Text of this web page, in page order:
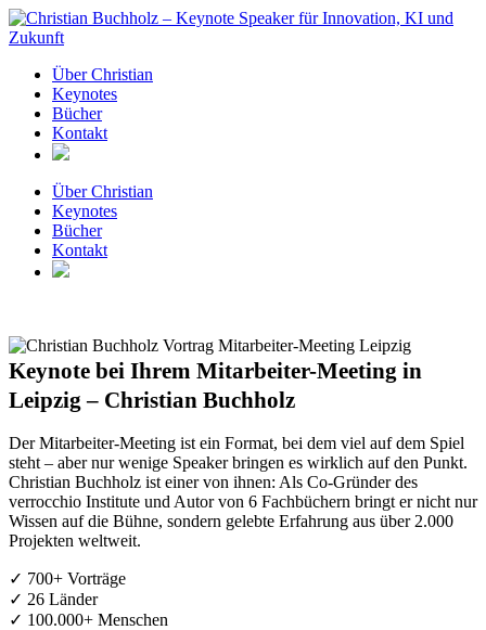
Zum
Inhalt
Über Christian
Keynotes
Bücher
Kontakt
Über Christian
Keynotes
Bücher
Kontakt
Keynote bei Ihrem Mitarbeiter-Meeting in
Leipzig – Christian Buchholz
Der Mitarbeiter-Meeting ist ein Format, bei dem viel auf dem Spiel
steht – aber nur wenige Speaker bringen es wirklich auf den Punkt.
Christian Buchholz ist einer von ihnen: Als Co-Gründer des
verrocchio Institute und Autor von 6 Fachbüchern bringt er nicht nur
Wissen auf die Bühne, sondern gelebte Erfahrung aus über 2.000
Projekten weltweit.
✓ 700+ Vorträge
✓ 26 Länder
✓ 100.000+ Menschen